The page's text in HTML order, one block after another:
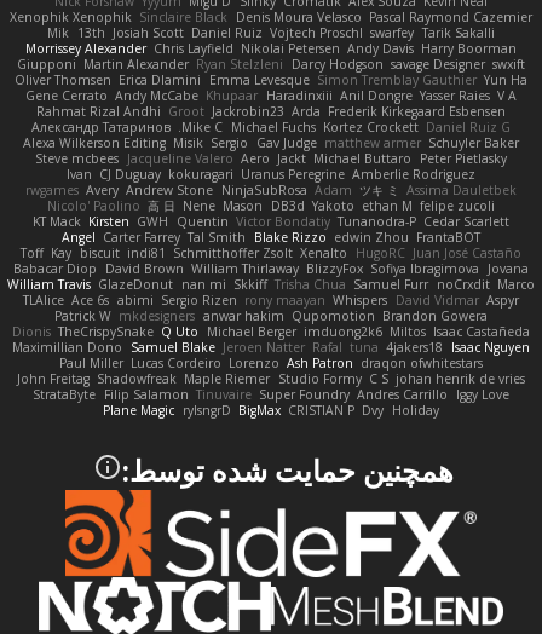
Pascal Raymond Cazemier
Denis Moura Velasco
Sinclaire Black
Xenophik Xenophik
Tarik Sakalli
swarfey
Vojtech Proschl
Daniel Ruiz
Josiah Scott
13th
Mik
Harry Boorman
Andy Davis
Nikolai Petersen
Chris Layfield
Morrissey Alexander
swxift
savage Designer
Darcy Hodgson
Ryan Stelzleni
Martin Alexander
Giupponi
Yun Ha
Simon Tremblay Gauthier
Emma Levesque
Erica Dlamini
Oliver Thomsen
V A
Yasser Raies
Anil Dongre
Haradinxiii
Khupaar
Andy McCabe
Gene Cerrato
Frederik Kirkegaard Esbensen
Arda
Jackrobin23
Groot
Rahmat Rizal Andhi
Daniel Ruiz G
Kortez Crockett
Michael Fuchs
Mike C.
Александр Татаринов
Schuyler Baker
matthew armer
Gav Judge
Sergio
Misik
Alexa Wilkerson Editing
Peter Pietlasky
Michael Buttaro
Jackt
Aero
Jacqueline Valero
Steve mcbees
Amberlie Rodriguez
Uranus Peregrine
kokuragari
CJ Duguay
Ivan
Assima Dauletbek
ツキ ミ
Adam
NinjaSubRosa
Andrew Stone
Avery
rwgames
felipe zucoli
ethan M
Yakoto
DB3d
Mason
Nene
高 日
Nicolo' Paolino
Cedar Scarlett
Tunanodra-P
Victor Bondatiy
Quentin
GWH
Kirsten
KT Mack
FrantaBOT
edwin Zhou
Blake Rizzo
Tal Smith
Carter Farrey
Angel
Juan José Castaño
HugoRC
Xenalto
Schmitthoffer Zsolt
indi81
biscuit
Kay
Toff
Jovana
Sofiya Ibragimova
BlizzyFox
William Thirlaway
David Brown
Babacar Diop
Marco
noCrxdit
Samuel Furr
Trisha Chua
Skkiff
nan mi
GlazeDonut
William Travis
Aspyr
David Vidmar
Whispers
rony maayan
Sergio Rizen
abimi
Ace 6s
TLAlice
Brandon Gowera
Qupomotion
anwar hakim
mkdesigners
Patrick W
Isaac Castañeda
Miltos
imduong2k6
Michael Berger
Q Uto
TheCrispySnake
Dionis
Isaac Nguyen
4jakers18
tuna
Rafal
Jeroen Natter
Samuel Blake
Maximillian Dono
draqon ofwhitestars
Ash Patron
Lorenzo
Lucas Cordeiro
Paul Miller
johan henrik de vries
C S
Studio Formy
Maple Riemer
Shadowfreak
John Freitag
Iggy Love
Andres Carrillo
Super Foundry
Tinuvaire
Filip Salamon
StrataByte
Holiday
Dvy
CRISTIAN P
BigMax
rylsngrD
Plane Magic
همچنین حمایت شده توسط: